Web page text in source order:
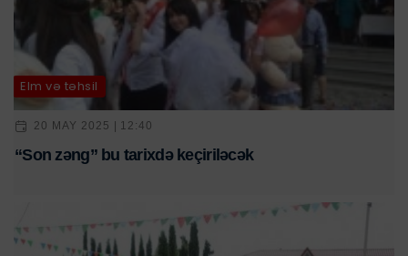
Elm və təhsil
20 MAY 2025 | 12:40
“Son zəng” bu tarixdə keçiriləcək